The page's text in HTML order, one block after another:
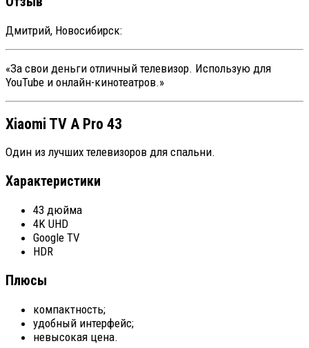
Дмитрий, Новосибирск:
«За свои деньги отличный телевизор. Использую для
YouTube и онлайн-кинотеатров.»
Xiaomi TV A Pro 43
Один из лучших телевизоров для спальни.
Характеристики
43 дюйма
4K UHD
Google TV
HDR
Плюсы
компактность;
удобный интерфейс;
невысокая цена.